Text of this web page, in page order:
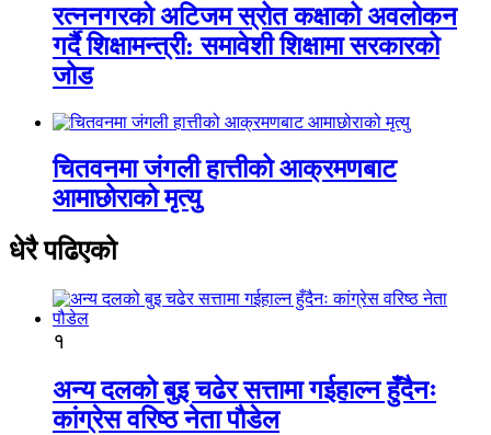
रत्ननगरको अटिजम स्रोत कक्षाको अवलोकन
गर्दै शिक्षामन्त्री: समावेशी शिक्षामा सरकारको
जोड
चितवनमा जंगली हात्तीको आक्रमणबाट
आमाछोराको मृत्यु
धेरै पढिएको
१
अन्य दलको बुइ चढेर सत्तामा गईहाल्न हुँदैनः
कांग्रेस वरिष्ठ नेता पौडेल